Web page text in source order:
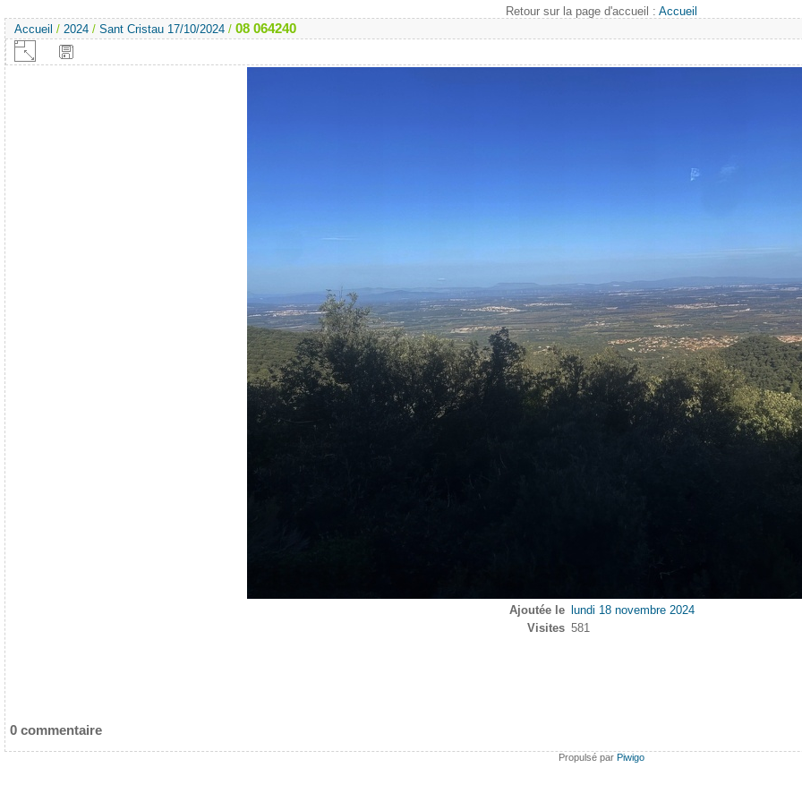
Retour sur la page d'accueil : Accueil
Accueil / 2024 / Sant Cristau 17/10/2024 / 08 064240
Ajoutée le
lundi 18 novembre 2024
Visites 581
0 commentaire
Propulsé par Piwigo